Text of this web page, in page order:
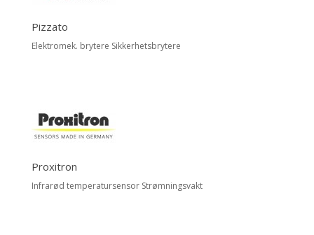
Pizzato
Elektromek. brytere Sikkerhetsbrytere
Proxitron
Infrarød temperatursensor Strømningsvakt